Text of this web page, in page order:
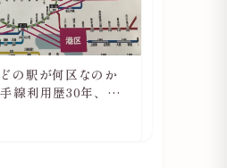
の駅が何区なのか
線利用歴30年、私